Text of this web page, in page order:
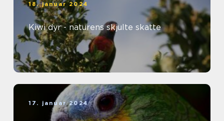
18. januar 2024
Kiwi dyr - naturens skjulte skatte
17. januar 2024